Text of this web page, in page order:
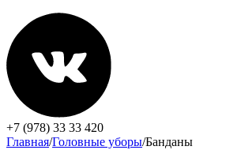
+7 (978) 33 33 420
Главная/Головные уборы/Банданы